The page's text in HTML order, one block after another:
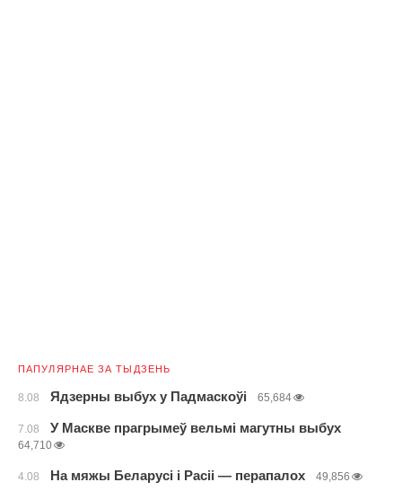
ПАПУЛЯРНАЕ ЗА ТЫДЗЕНЬ
8.08 Ядзерны выбух у Падмаскоўі 65,684
7.08 У Маскве прагрымеў вельмі магутны выбух
64,710
4.08 На мяжы Беларусі і Расіі — перапалох 49,856